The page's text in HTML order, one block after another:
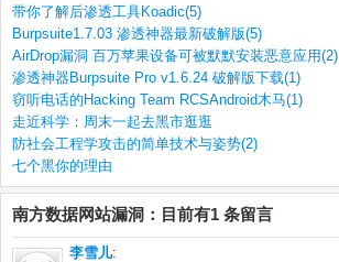
带你了解后渗透工具Koadic(5)
Burpsuite1.7.03 渗透神器最新破解版(5)
AirDrop漏洞 百万苹果设备可被默默安装恶意应用(2)
渗透神器Burpsuite Pro v1.6.24 破解版下载(1)
窃听电话的Hacking Team RCSAndroid木马(1)
走近科学：周末一起去黑市逛逛
防社会工程学攻击的简单技术与姿势(2)
七个黑你的理由
南方数据网站漏洞：目前有1 条留言
李雪儿: